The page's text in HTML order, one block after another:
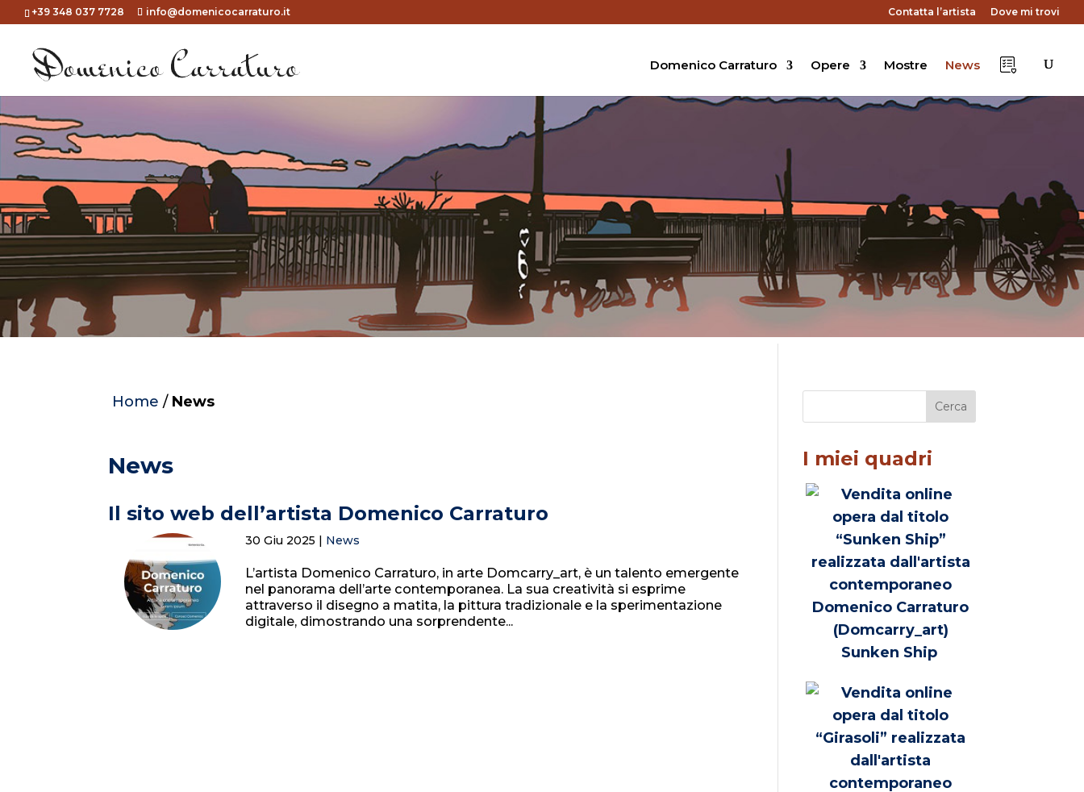
+39 348 037 7728 info@domenicocarraturo.it Contatta l’artista Dove mi trovi
Domenico Carraturo Opere Mostre News
Home / News
News
Il sito web dell’artista Domenico Carraturo
30 Giu 2025 | News
L’artista Domenico Carraturo, in arte Domcarry_art, è un talento emergente
nel panorama dell’arte contemporanea. La sua creatività si esprime
attraverso il disegno a matita, la pittura tradizionale e la sperimentazione
digitale, dimostrando una sorprendente...
I miei quadri
Sunken Ship